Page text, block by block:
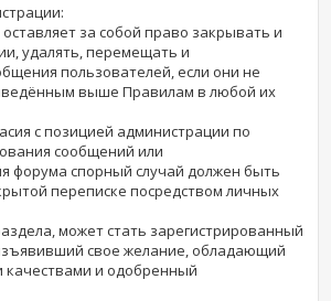
за собой право закрывать и
удалять, перемещать и
пользователей, если они не
выше Правилам в любой их
с позицией администрации по
сообщений или
форума спорный случай должен быть
переписке посредством личных
может стать зарегистрированный
свое желание, обладающий
и одобренный